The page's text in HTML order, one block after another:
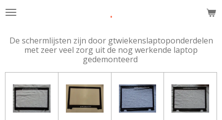
Ga
de
.
De schermlijsten zijn door gtwiekenslaptoponderdelen
met zeer veel zorg uit de nog werkende laptop
gedemonteerd